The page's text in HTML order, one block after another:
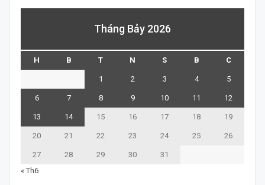
Tháng Bảy 2026
H B T N S B C
1 2 3 4 5
6 7 8 9 10 11 12
13 14 15 16 17 18 19
20 21 22 23 24 25 26
27 28 29 30
31
« Th6